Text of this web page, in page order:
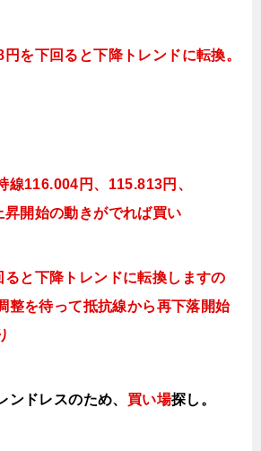
円を下回ると下降トレンドに転換。
線116.004円、115.813円、
開始の動きがでれば買い
と下降トレンドに転換しますの
整を待って抵抗線から再下落開始
ンドレスのため、 買い場探し。